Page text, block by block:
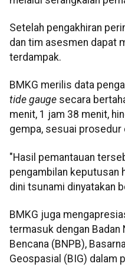
Setelah pengakhiran
dan tim asesmen dapat
terdampak.
BMKG merilis data
tide gauge secara
menit, 1 jam 38 menit,
gempa, sesuai prosedur
"Hasil pemantauan
pengambilan keputusan
dini tsunami dinyatakan
BMKG juga
termasuk dengan Badan
Bencana (BNPB),
Geospasial (BIG) dalam